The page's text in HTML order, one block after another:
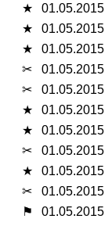
★
01.05.2015
★
01.05.2015
★
01.05.2015
✂
01.05.2015
✂
01.05.2015
★
01.05.2015
★
01.05.2015
✂
01.05.2015
★
01.05.2015
✂
01.05.2015
⚑
01.05.2015